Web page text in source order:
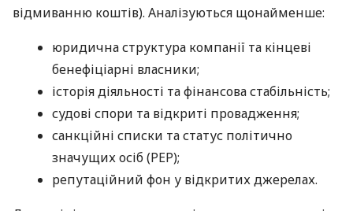
відмиванню коштів). Аналізуються щонайменше:
юридична структура компанії та кінцеві
бенефіціарні власники;
історія діяльності та фінансова стабільність;
судові спори та відкриті провадження;
санкційні списки та статус політично
значущих осіб (PEP);
репутаційний фон у відкритих джерелах.